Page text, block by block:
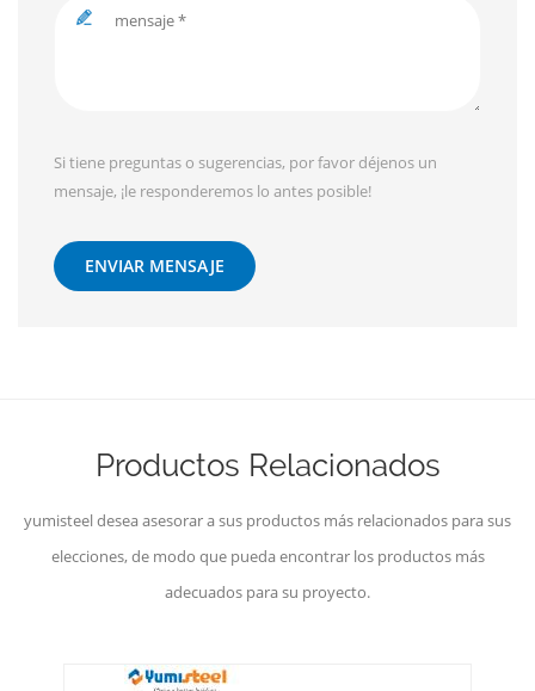
Si tiene preguntas o sugerencias, por favor déjenos un
mensaje, ¡le responderemos lo antes posible!
ENVIAR MENSAJE
Productos Relacionados
yumisteel desea asesorar a sus productos más relacionados para sus
elecciones, de modo que pueda encontrar los productos más
adecuados para su proyecto.